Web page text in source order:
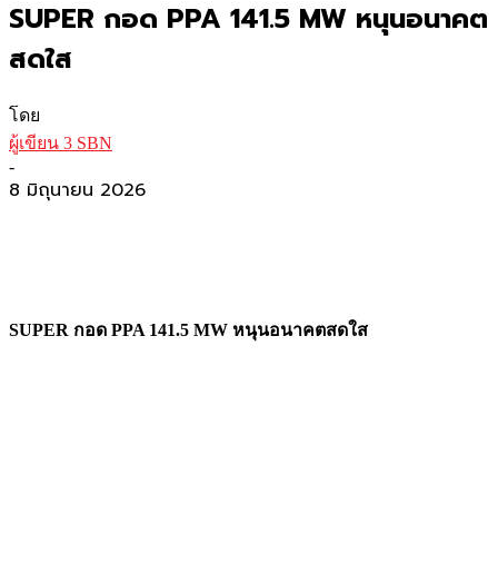
SUPER กอด PPA 141.5 MW หนุนอนาคต
สดใส
โดย
ผู้เขียน 3 SBN
-
8 มิถุนายน 2026
SUPER กอด PPA 141.5 MW หนุนอนาคตสดใส